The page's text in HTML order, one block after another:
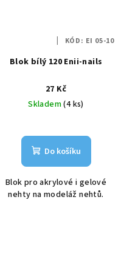
Blok bílý 120 Enii-nails
27 Kč
Skladem(4 ks)
Do košíku
Blok pro akrylové i gelové
nehty na modeláž nehtů.
KÓD: EI 05-10